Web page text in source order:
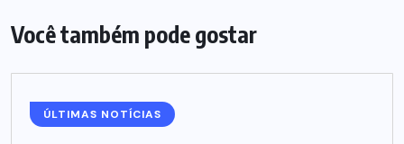
Você também pode gostar
ÚLTIMAS NOTÍCIAS